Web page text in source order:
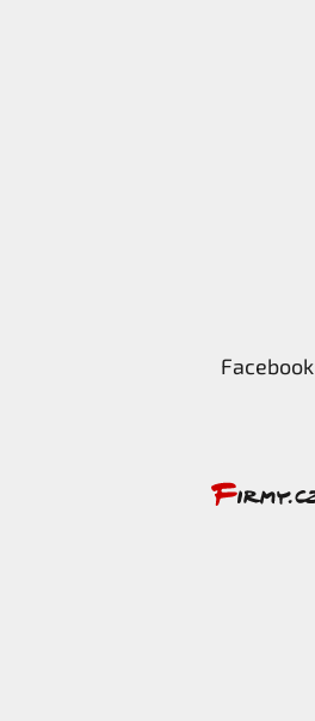
Facebook